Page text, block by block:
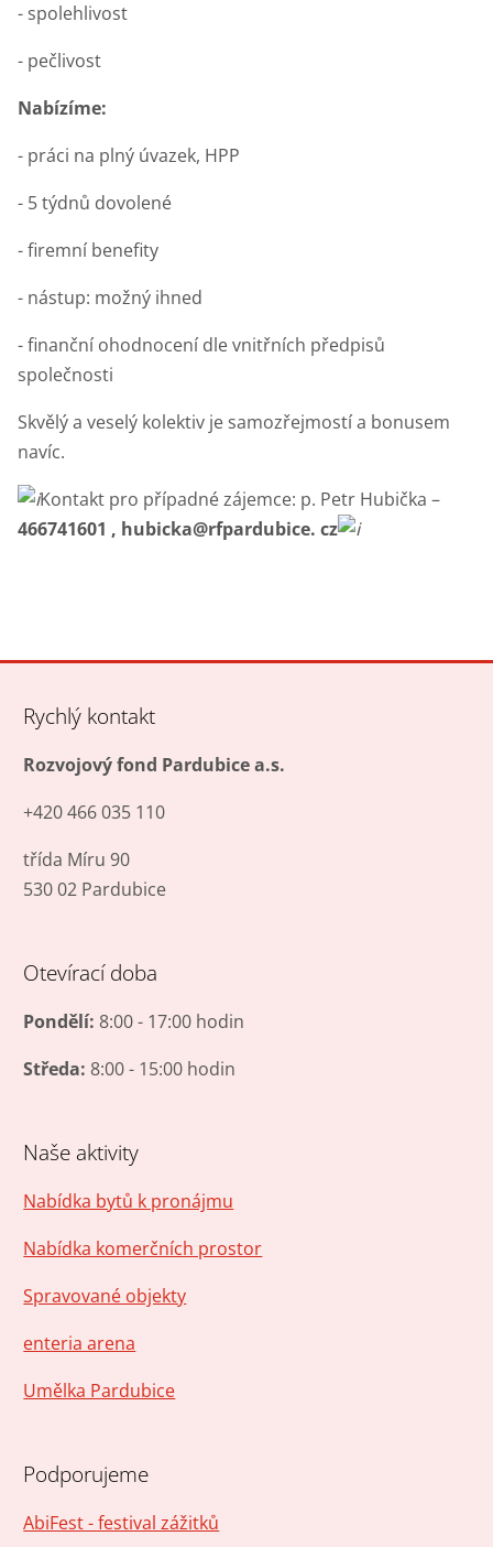
- spolehlivost
- pečlivost
Nabízíme:
- práci na plný úvazek, HPP
- 5 týdnů dovolené
- firemní benefity
- nástup: možný ihned
- finanční ohodnocení dle vnitřních předpisů
společnosti
Skvělý a veselý kolektiv je samozřejmostí a bonusem
navíc.
Kontakt pro případné zájemce: p. Petr Hubička –
466741601 , hubicka@rfpardubice. cz
Rychlý kontakt
Rozvojový fond Pardubice a.s.
+420 466 035 110
třída Míru 90
530 02 Pardubice
Otevírací doba
Pondělí: 8:00 - 17:00 hodin
Středa: 8:00 - 15:00 hodin
Naše aktivity
Nabídka bytů k pronájmu
Nabídka komerčních prostor
Spravované objekty
enteria arena
Umělka Pardubice
Podporujeme
AbiFest - festival zážitků